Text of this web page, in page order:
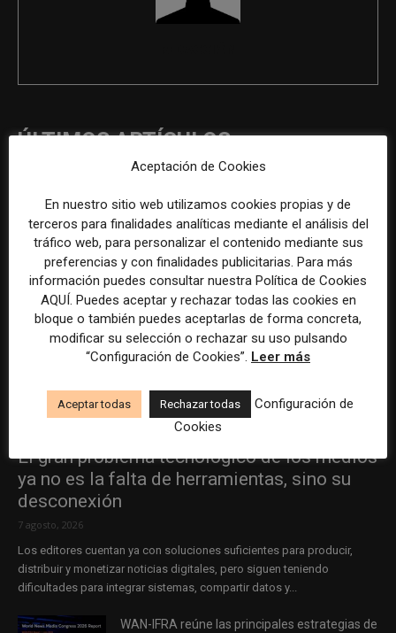
ÚLTIMOS ARTÍCULOS
El gran problema tecnológico de los medios
ya no es la falta de herramientas, sino su
desconexión
7 agosto, 2026
Los editores cuentan ya con soluciones suficientes para producir,
distribuir y monetizar noticias digitales, pero siguen teniendo
dificultades para integrar sistemas, compartir datos y...
WAN-IFRA reúne las principales estrategias de
Aceptación de Cookies
En nuestro sitio web utilizamos cookies propias y de
terceros para finalidades analíticas mediante el análisis del
tráfico web, para personalizar el contenido mediante sus
preferencias y con finalidades publicitarias. Para más
información puedes consultar nuestra Política de Cookies
AQUÍ. Puedes aceptar y rechazar todas las cookies en
bloque o también puedes aceptarlas de forma concreta,
modificar su selección o rechazar su uso pulsando
“Configuración de Cookies”. Leer más
Aceptar todas Rechazar todas
Configuración de
Cookies